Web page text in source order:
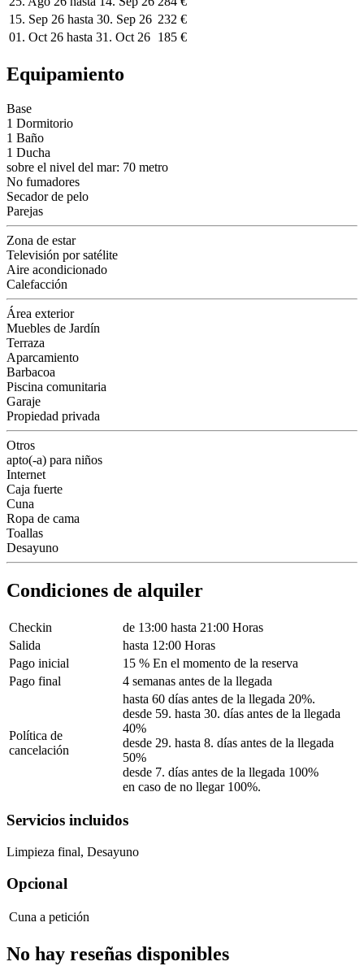
15. Sep 26 hasta 30. Sep 26 232 €
01. Oct 26 hasta 31. Oct 26 185 €
Equipamiento
Base
1 Dormitorio
1 Baño
1 Ducha
sobre el nivel del mar: 70 metro
No fumadores
Secador de pelo
Parejas
Zona de estar
Televisión por satélite
Aire acondicionado
Calefacción
Área exterior
Muebles de Jardín
Terraza
Aparcamiento
Barbacoa
Piscina comunitaria
Garaje
Propiedad privada
Otros
apto(-a) para niños
Internet
Caja fuerte
Cuna
Ropa de cama
Toallas
Desayuno
Condiciones de alquiler
Checkin
de 13:00 hasta 21:00 Horas
Salida
hasta 12:00 Horas
Pago inicial
15 % En el momento de la reserva
Pago final
4 semanas antes de la llegada
Política de
cancelación
hasta 60 días antes de la llegada 20%.
desde 59. hasta 30. días antes de la llegada
40%
desde 29. hasta 8. días antes de la llegada
50%
desde 7. días antes de la llegada 100%
en caso de no llegar 100%.
Servicios incluidos
Limpieza final, Desayuno
Opcional
Cuna a petición
No hay reseñas disponibles